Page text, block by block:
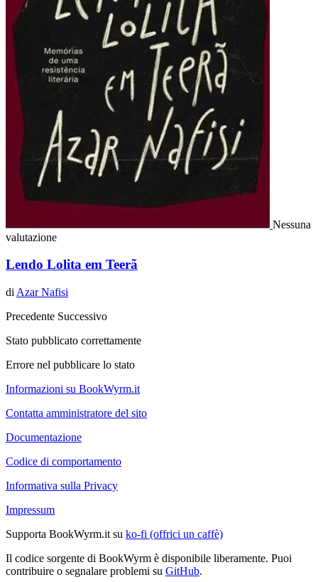
Nessuna
valutazione
Lendo Lolita em Teerã
di Azar Nafisi
Precedente Successivo
Stato pubblicato correttamente
Errore nel pubblicare lo stato
Informazioni su BookWyrm.it
Contatta amministratore del sito
Documentazione
Codice di comportamento
Informativa sulla Privacy
Impressum
Supporta BookWyrm.it su ko-fi (offrici un caffè)
Il codice sorgente di BookWyrm è disponibile liberamente. Puoi
contribuire o segnalare problemi su GitHub.